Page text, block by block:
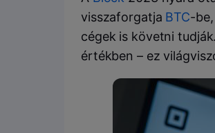
visszaforgatja BTC-
cégek is követni
értékben – ez